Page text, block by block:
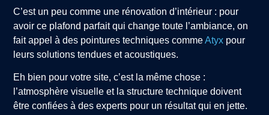
C’est un peu comme une rénovation d’intérieur : pour
avoir ce plafond parfait qui change toute l’ambiance, on
fait appel à des pointures techniques commeAtyx pour
leurs solutions tendues et acoustiques.
Eh bien pour votre site, c’est la même chose :
l’atmosphère visuelle et la structure technique doivent
être confiées à des experts pour un résultat qui en jette.